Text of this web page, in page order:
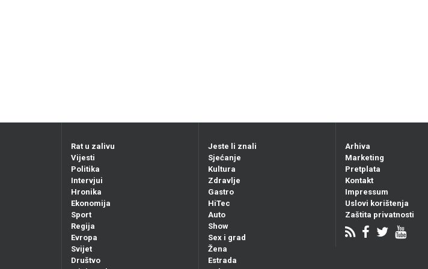
Rat u zalivu
Vijesti
Politika
Intervjui
Hronika
Ekonomija
Sport
Regija
Evropa
Svijet
Društvo
Jeste li znali
Sjećanje
Kultura
Zdravlje
Gastro
HiTec
Auto
Show
Sex i grad
Žena
Estrada
Arhiva
Marketing
Pretplata
Kontakt
Impressum
Uslovi korištenja
Zaštita privatnosti